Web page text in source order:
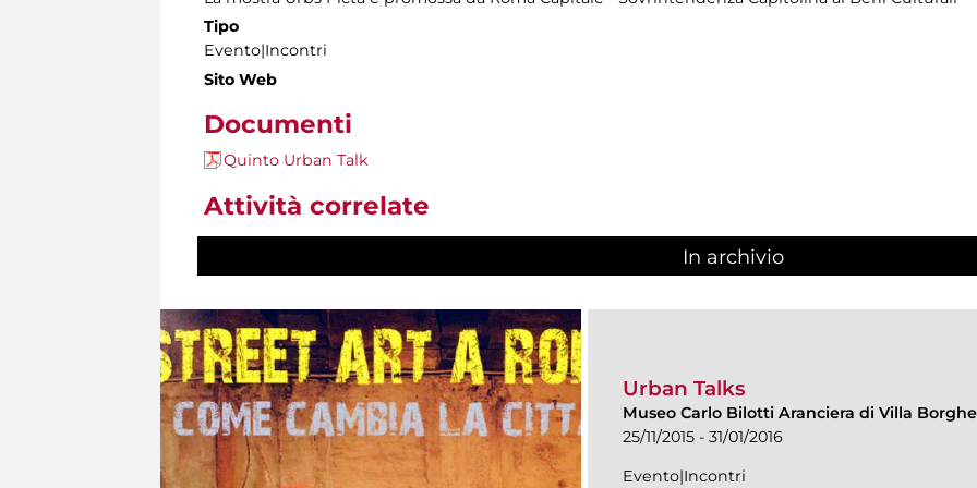
Tipo
Evento|Incontri
Sito Web
Documenti
Quinto Urban Talk
Attività correlate
In archivio
Urban Talks
Museo Carlo Bilotti Aranciera di Villa
25/11/2015 - 31/01/2016
Evento|Incontri